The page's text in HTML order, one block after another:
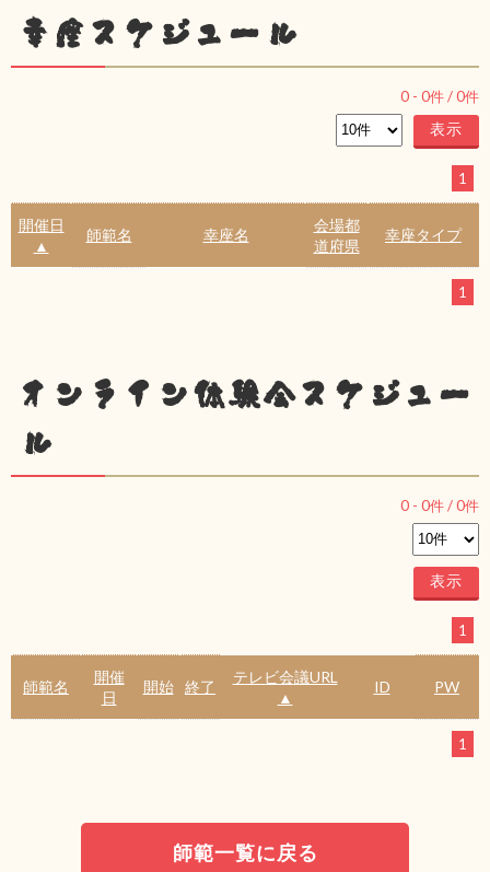
幸座スケジュール
0 - 0件 /0件
1
開催日
▲
師範名 幸座名
会場都
道府県
幸座タイプ
1
オンライン体験会スケジュー
ル
0 - 0件 /0件
1
師範名
開催
日
開始 終了
テレビ会議URL
▲
ID PW
1
師範一覧に戻る